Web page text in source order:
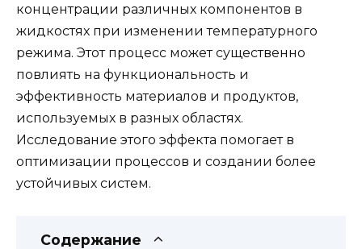
концентрации различных компонентов в
жидкостях при изменении температурного
режима. Этот процесс может существенно
повлиять на функциональность и
эффективность материалов и продуктов,
используемых в разных областях.
Исследование этого эффекта помогает в
оптимизации процессов и создании более
устойчивых систем.
Содержание